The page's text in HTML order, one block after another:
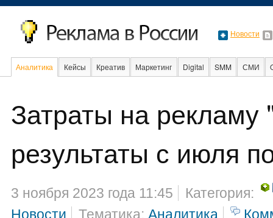
Новости
Аналитика Кейсы Креатив Маркетинг Digital SMM СМИ
Затраты на рекламу
результаты с июля
3 ноября 2023 года 11:45
Категория:
Новости
Тематика: Аналитика